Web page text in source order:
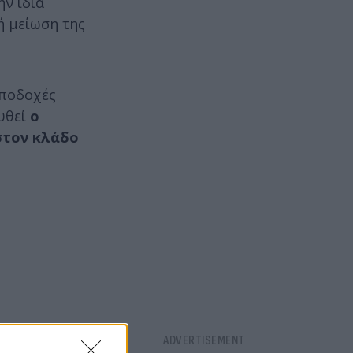
μείωση της
ο
κλάδο